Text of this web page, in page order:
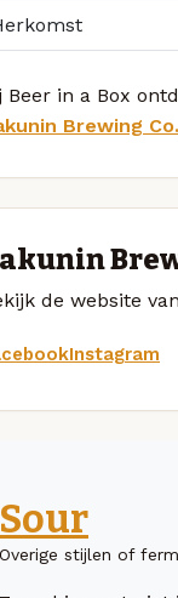
Beer in a Box
Brewing Co.
de website
Instagram
Sour
Overige stijlen of